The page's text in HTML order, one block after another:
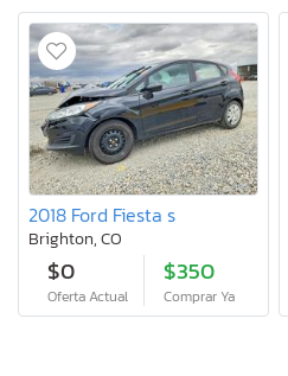
2018 Ford Fiesta s
Brighton, CO
$0
Oferta Actual
$350
Comprar Ya